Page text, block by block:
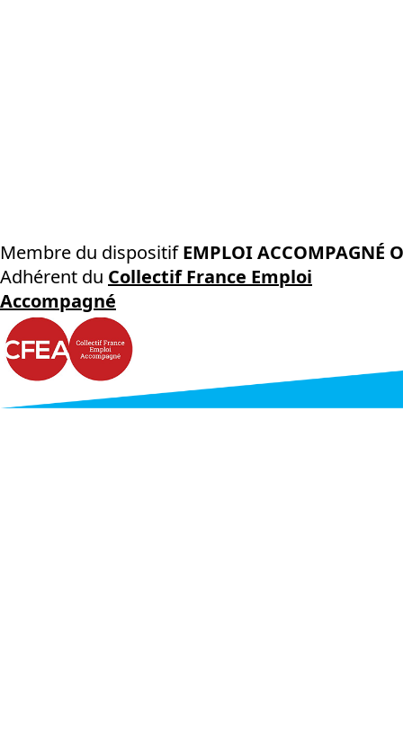
Membre du dispositifEMPLOI ACCOMPAGNÉ
Adhérent du Collectif France Emploi
Accompagné